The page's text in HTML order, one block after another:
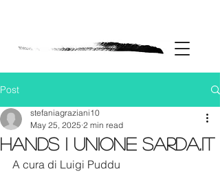
Post
HANDS I UNIONE SARDA.IT
stefaniagraziani10
May 25, 2025 2 min read
A cura di Luigi Puddu